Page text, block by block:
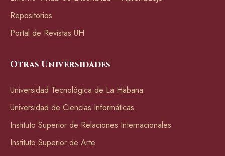
Repositorios
Portal de Revistas UH
Otras Universidades
Universidad Tecnológica de La Habana
Universidad de Ciencias Informáticas
Instituto Superior de Relaciones Internacionales
Instituto Superior de Arte